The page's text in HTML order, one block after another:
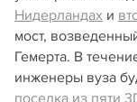
Нидерландах и
мост,
Гемерта. В
инженеры вуза